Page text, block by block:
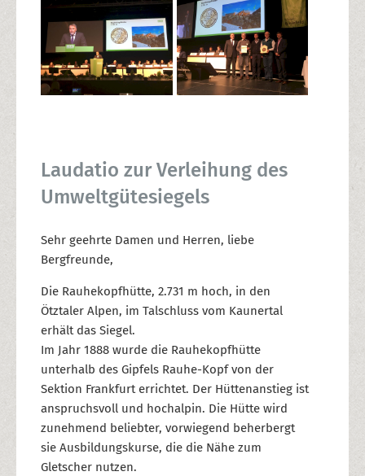
Laudatio zur Verleihung des
Umweltgütesiegels
Sehr geehrte Damen und Herren, liebe
Bergfreunde,
Die Rauhekopfhütte, 2.731 m hoch, in den
Ötztaler Alpen, im Talschluss vom Kaunertal
erhält das Siegel.
Im Jahr 1888 wurde die Rauhekopfhütte
unterhalb des Gipfels Rauhe-Kopf von der
Sektion Frankfurt errichtet. Der Hüttenanstieg ist
anspruchsvoll und hochalpin. Die Hütte wird
zunehmend beliebter, vorwiegend beherbergt
sie Ausbildungskurse, die die Nähe zum
Gletscher nutzen.